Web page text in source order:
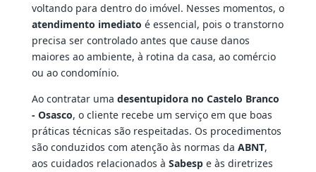
voltando para dentro do imóvel. Nesses momentos, o
atendimento imediato é essencial, pois o transtorno
precisa ser controlado antes que cause danos
maiores ao ambiente, à rotina da casa, ao comércio
ou ao condomínio.
Ao contratar uma desentupidora no Castelo Branco
- Osasco, o cliente recebe um serviço em que boas
práticas técnicas são respeitadas. Os procedimentos
são conduzidos com atenção às normas da ABNT,
aos cuidados relacionados à Sabespe às diretrizes